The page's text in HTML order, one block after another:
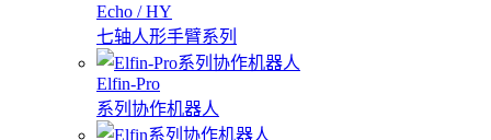
Echo / HY
七轴人形手臂系列
Elfin-Pro
系列协作机器人